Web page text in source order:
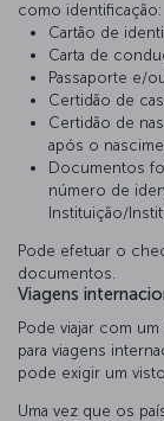
como identificação:
Cartão de
Carta de
Passaporte e/
Certidão de
Certidão de
após o
Documentos
número de
Instituição/
Pode efetuar o
documentos.
Viagens
Pode viajar com
para viagens
pode exigir um
Uma vez que os